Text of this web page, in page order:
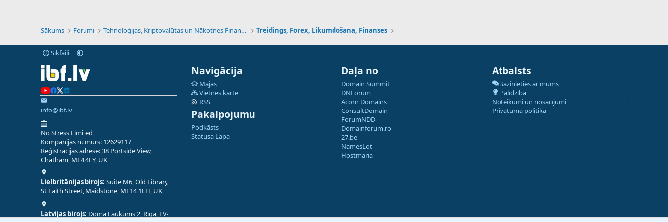
Sākums Forumi Tehnoloģijas, Kriptovalūtas un Nākotnes Finanses Treidings, Forex, Likumdošana, Finanses
Sīkfaili
info@ibf.lv
No Stress Limited
Kompānijas numurs: 12629117
Reģistrācijas adrese: 38 Portside View,
Chatham, ME4 4FY, UK
Lielbritānijas birojs: Suite M6, Old Library,
St Faith Street, Maidstone, ME14 1LH, UK
Latvijas birojs: Doma Laukums 2, Rīga, LV-
Navigācija
Mājas
Vietnes karte
RSS
Pakalpojumu
Podkāsts
Statusa Lapa
Daļa no
Domain Summit
DNForum
Acorn Domains
ConsultDomain
ForumNDD
Domainforum.ro
27.be
NamesLot
Hostmaria
Atbalsts
Sazinieties ar mums
Palīdzība
Noteikumi un nosacījumi
Privātuma politika